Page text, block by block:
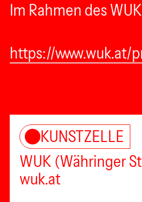
Im Rahmen des
https://www.wuk.at/
KUNSTZELLE
WUK (Währinger
wuk.at